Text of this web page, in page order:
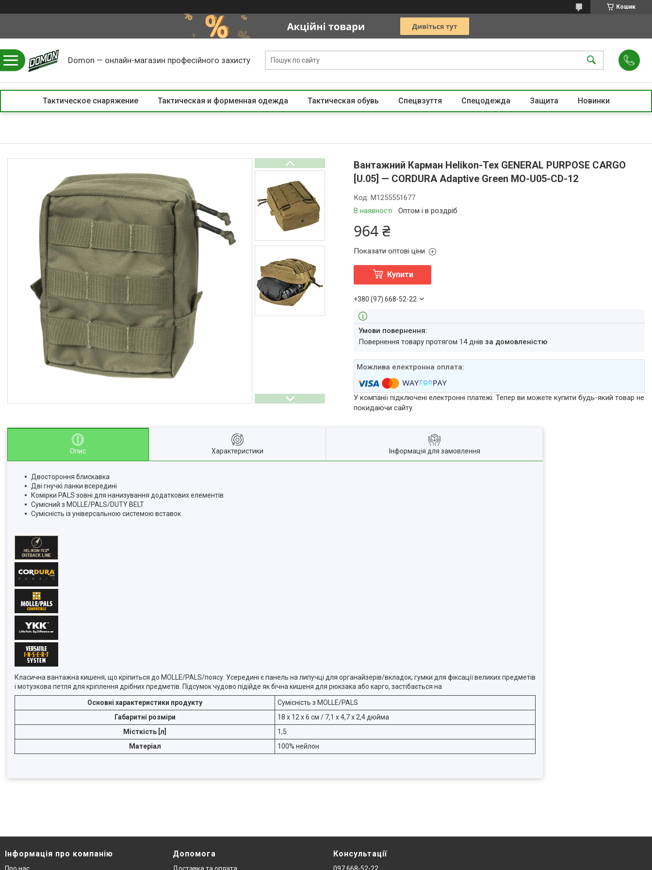
Кошик
Domon — онлайн-магазин професійного захисту
Тактическое снаряжение Тактическая и форменная одежда Тактическая обувь Спецвзуття Спецодежда Защита Новинки
Вантажний Карман Helikon-Tex GENERAL PURPOSE CARGO
[U.05] — CORDURA Adaptive Green MO-U05-CD-12
В наявності Оптом і в роздріб
Код:M1255551677
964 ₴
Показати оптові ціни
Купити
+380 (97) 668-52-22
повернення товару протягом 14 днівза домовленістю
У компанії підключені електронні платежі. Тепер ви можете купити будь-який товар не
покидаючи сайту.
Опис Характеристики Інформація для замовлення
Двостороння блискавка
Дві гнучкі ланки всередині
Комірки PALS зовні для нанизування додаткових елементів
Сумісний з MOLLE/PALS/DUTY BELT
Сумісність із універсальною системою вставок
Класична вантажна кишеня, що кріпиться до MOLLE/PALS/поясу. Усередині є панель на липучці для органайзерів/вкладок; гумки для фіксації великих предметів
і мотузкова петля для кріплення дрібних предметів. Підсумок чудово підійде як бічна кишеня для рюкзака або карго, застібається на
Основні характеристики продукту
Сумісність з MOLLE/PALS
Габаритні розміри
18 х 12 х 6 см / 7,1 х 4,7 х 2,4 дюйма
Місткість [л]
1,5
Матеріал
100% нейлон
Інформація про компанію Допомога Консультації